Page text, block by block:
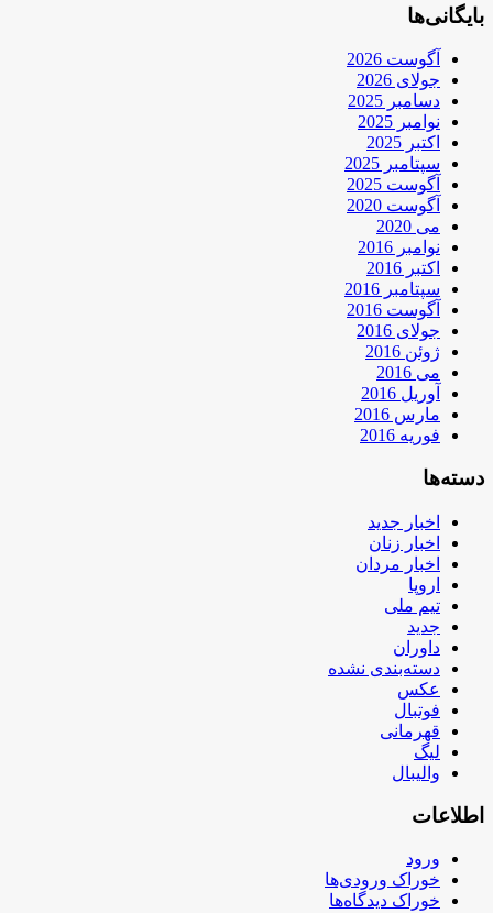
بایگانی‌ها
آگوست 2026
جولای 2026
دسامبر 2025
نوامبر 2025
اکتبر 2025
سپتامبر 2025
آگوست 2025
آگوست 2020
می 2020
نوامبر 2016
اکتبر 2016
سپتامبر 2016
آگوست 2016
جولای 2016
ژوئن 2016
می 2016
آوریل 2016
مارس 2016
فوریه 2016
دسته‌ها
اخبار جدید
اخبار زنان
اخبار مردان
اروپا
تیم ملی
جدید
داوران
دسته‌بندی نشده
عکس
فوتبال
قهرمانی
لیگ
والیبال
اطلاعات
ورود
خوراک ورودی‌ها
خوراک دیدگاه‌ها